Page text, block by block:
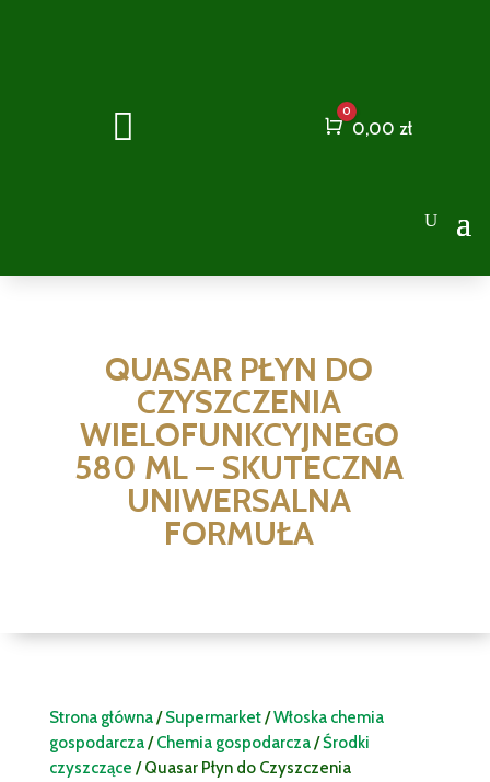
 Cart
0
0,00 zł
QUASAR PŁYN DO
CZYSZCZENIA
WIELOFUNKCYJNEGO
580 ML – SKUTECZNA
UNIWERSALNA
FORMUŁA
Strona główna/Supermarket/Włoska chemia
gospodarcza/Chemia gospodarcza/Środki
czyszczące / Quasar Płyn do Czyszczenia